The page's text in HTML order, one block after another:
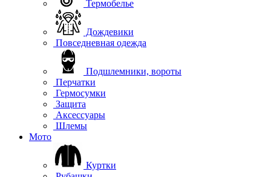
Термобелье
Дождевики
Повседневная одежда
Подшлемники, вороты
Перчатки
Гермосумки
Защита
Аксессуары
Шлемы
Мото
Куртки